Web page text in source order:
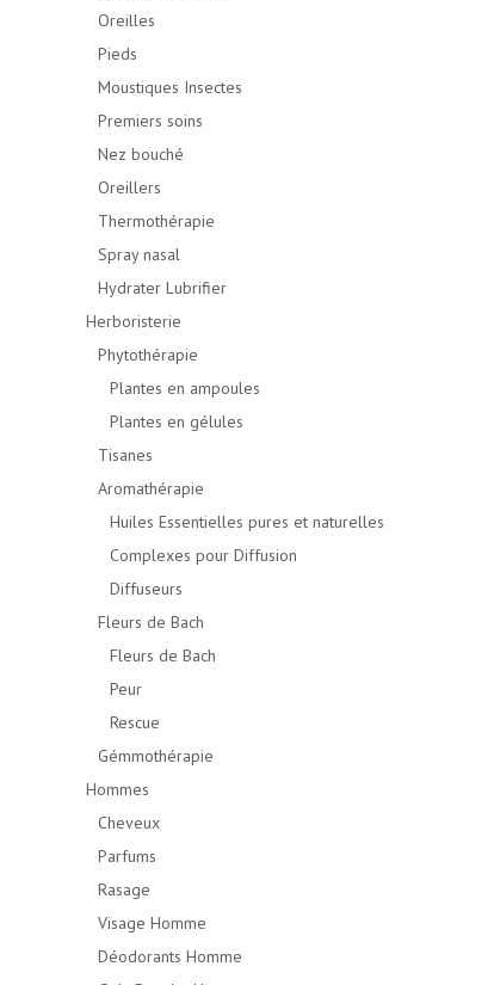
Oreilles
Pieds
Moustiques Insectes
Premiers soins
Nez bouché
Oreillers
Thermothérapie
Spray nasal
Hydrater Lubrifier
Herboristerie
Phytothérapie
Plantes en ampoules
Plantes en gélules
Tisanes
Aromathérapie
Huiles Essentielles pures et naturelles
Complexes pour Diffusion
Diffuseurs
Fleurs de Bach
Fleurs de Bach
Peur
Rescue
Gémmothérapie
Hommes
Cheveux
Parfums
Rasage
Visage Homme
Déodorants Homme